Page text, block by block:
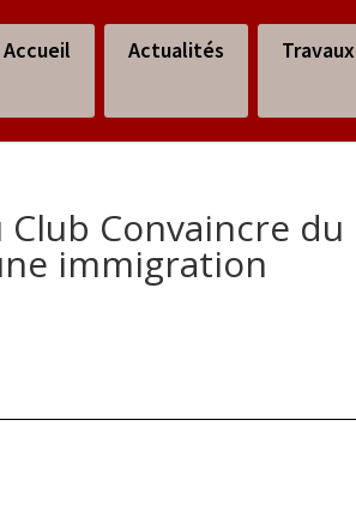
Accueil Actualités Travaux
Convaincre du
immigration